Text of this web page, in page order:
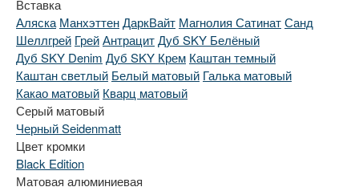
Вставка
Аляска МанхэттенДаркВайт Магнолия СатинатСанд
Шеллгрей ГрейАнтрацитДуб SKY Белёный
Дуб SKY Denim Дуб SKY Крем Каштан темный
Каштан светлый Белый матовый Галька матовый
Какао матовый Кварц матовый
Серый матовый
Черный Seidenmatt
Цвет кромки
Black Edition
Матовая алюминиевая